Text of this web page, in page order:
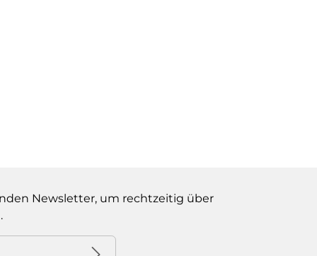
um die Anzahl zu erhöhen
Newsletter, um rechtzeitig über